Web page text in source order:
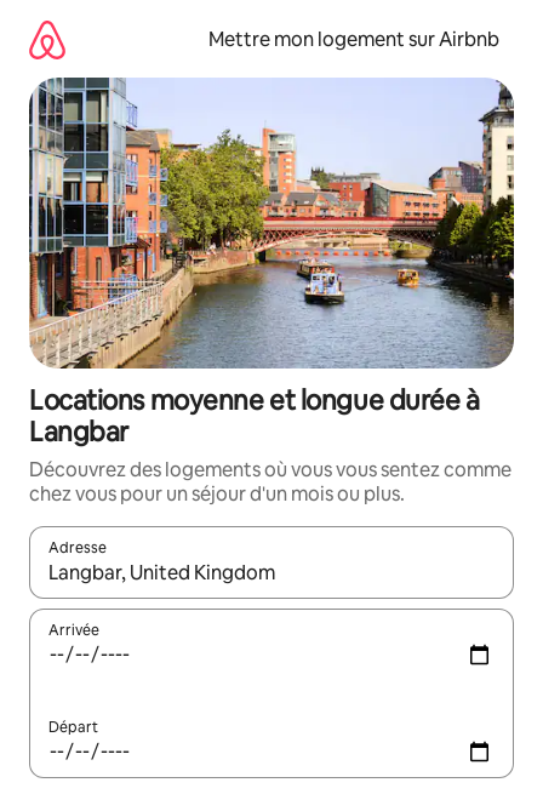
directement
contenu
Mettre mon logement sur Airbnb
Locations moyenne et longue durée à
Langbar
Découvrez des logements où vous vous sentez comme
chez vous pour un séjour d'un mois ou plus.
Adresse
Lorsque les résultats s'affichent, utilisez les flèches vers le
Arrivée
Départ